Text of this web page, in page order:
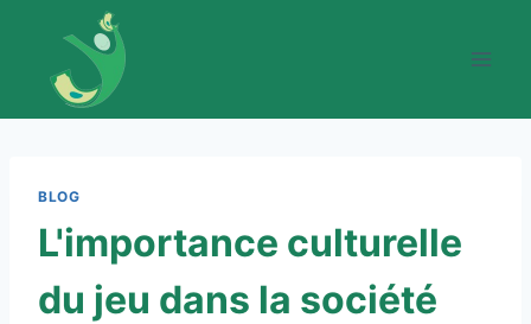
content
BLOG
L'importance culturelle
du jeu dans la société